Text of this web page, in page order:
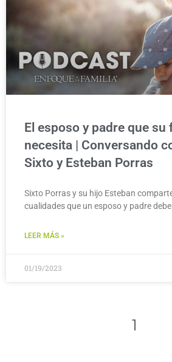
El esposo y padre que su
necesita | Conversando
Sixto y Esteban Porras
Sixto Porras y su hijo Esteban
cualidades que un esposo y padre
LEER MÁS »
01/19/2023